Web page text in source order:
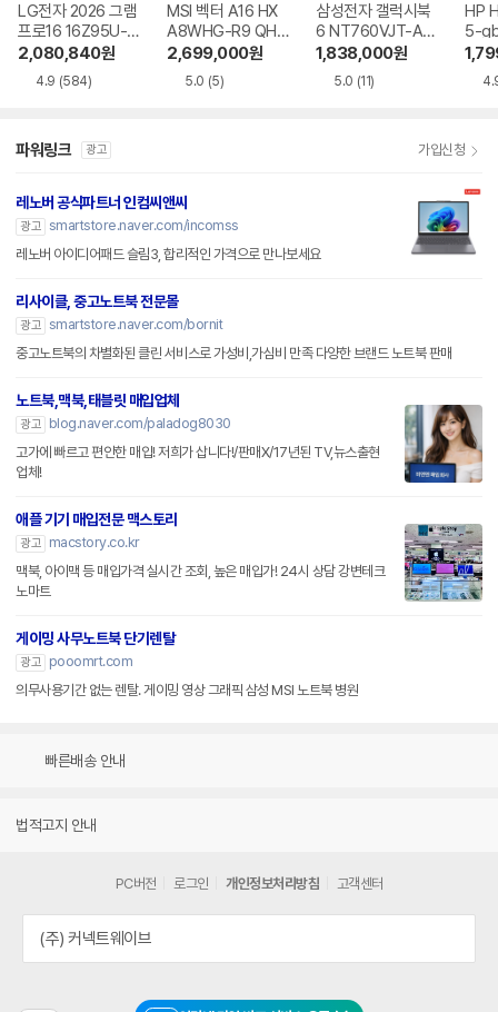
LG전자 2026 그램
프로16 16Z95U-G
S5WK
2,080,840원
4.9 (584)
MSI 벡터 A16 HX
A8WHG-R9 QHD
+
2,699,000원
5.0 (5)
삼성전자 갤럭시북
6 NT760VJT-A51
A
1,838,000원
5.0 (11)
HP
5-
파워링크 광고 가입신청
레노버 공식파트너 인컴씨앤씨
광고 smartstore.naver.com/incomss
레노버 아이디어패드 슬림3, 합리적인 가격으로 만나보세요
리사이클, 중고노트북 전문몰
광고 smartstore.naver.com/bornit
중고노트북의 차별화된 클린 서비스로 가성비,가심비 만족 다양한 브랜드 노트북 판매
노트북,맥북,태블릿 매입업체
광고
blog.naver.com/paladog8030
고가에 빠르고 편안한 매입! 저희가 삽니다!/판매X/17년된 TV,뉴스출현
업체!
애플 기기 매입전문 맥스토리
광고
macstory.co.kr
맥북, 아이맥 등 매입가격 실시간 조회, 높은 매입가! 24시 상담 강변테크
노마트
게이밍 사무노트북 단기렌탈
광고
pooomrt.com
의무사용기간 없는 렌탈. 게이밍 영상 그래픽 삼성 MSI 노트북 병원
빠른배송 안내
법적고지 안내
PC버전 로그인 개인정보처리방침 고객센터
(주) 커넥트웨이브